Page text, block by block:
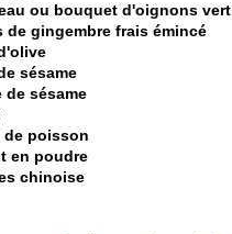
ou bouquet d'oignons vert
de gingembre frais émincé
sésame
de sésame
de poisson
en poudre
chinoise